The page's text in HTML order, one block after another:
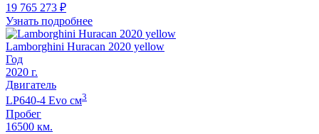
19 765 273 ₽
Узнать подробнее
Lamborghini Huracan 2020 yellow
Год
2020 г.
Двигатель
LP640-4 Evo cм3
Пробег
16500 км.